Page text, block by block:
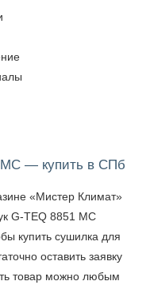
— купить в СПб
«Мистер Климат»
G-TEQ 8851 MC
купить сушилка для
оставить заявку
товар можно любым